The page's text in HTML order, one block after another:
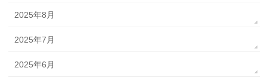
2025年8月
2025年7月
2025年6月